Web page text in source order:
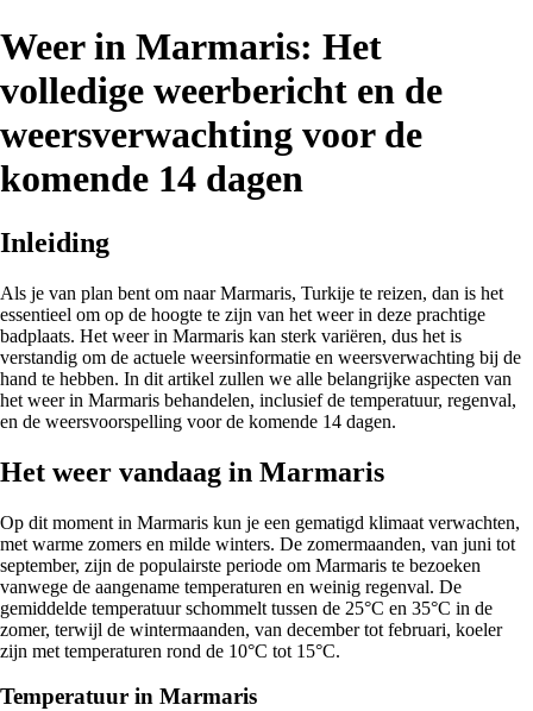
Weer in Marmaris: Het
volledige weerbericht en de
weersverwachting voor de
komende 14 dagen
Inleiding
Als je van plan bent om naar Marmaris, Turkije te reizen, dan is het
essentieel om op de hoogte te zijn van het weer in deze prachtige
badplaats. Het weer in Marmaris kan sterk variëren, dus het is
verstandig om de actuele weersinformatie en weersverwachting bij de
hand te hebben. In dit artikel zullen we alle belangrijke aspecten van
het weer in Marmaris behandelen, inclusief de temperatuur, regenval,
en de weersvoorspelling voor de komende 14 dagen.
Het weer vandaag in Marmaris
Op dit moment in Marmaris kun je een gematigd klimaat verwachten,
met warme zomers en milde winters. De zomermaanden, van juni tot
september, zijn de populairste periode om Marmaris te bezoeken
vanwege de aangename temperaturen en weinig regenval. De
gemiddelde temperatuur schommelt tussen de 25°C en 35°C in de
zomer, terwijl de wintermaanden, van december tot februari, koeler
zijn met temperaturen rond de 10°C tot 15°C.
Temperatuur in Marmaris